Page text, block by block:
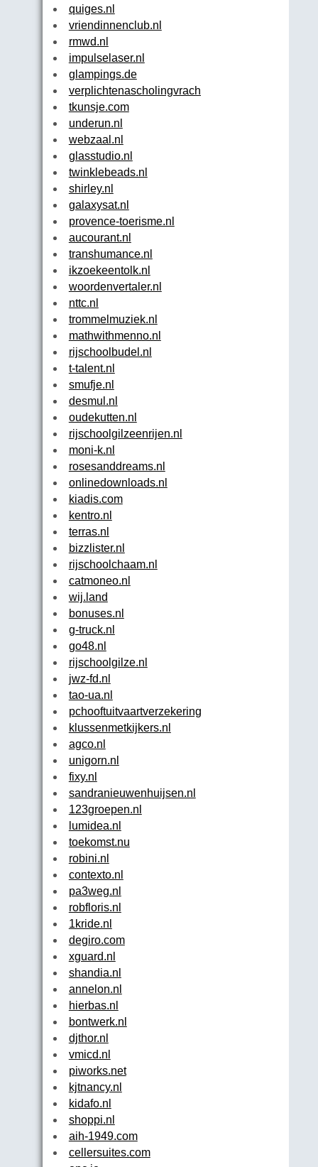
quiges.nl
vriendinnenclub.nl
rmwd.nl
impulselaser.nl
glampings.de
verplichtenascholingvrachtwagen.nl
tkunsje.com
underun.nl
webzaal.nl
glasstudio.nl
twinklebeads.nl
shirley.nl
galaxysat.nl
provence-toerisme.nl
aucourant.nl
transhumance.nl
ikzoekeentolk.nl
woordenvertaler.nl
nttc.nl
trommelmuziek.nl
mathwithmenno.nl
rijschoolbudel.nl
t-talent.nl
smufje.nl
desmul.nl
oudekutten.nl
rijschoolgilzeenrijen.nl
moni-k.nl
rosesanddreams.nl
onlinedownloads.nl
kiadis.com
kentro.nl
terras.nl
bizzlister.nl
rijschoolchaam.nl
catmoneo.nl
wij.land
bonuses.nl
g-truck.nl
go48.nl
rijschoolgilze.nl
jwz-fd.nl
tao-ua.nl
pchooftuitvaartverzekering.nl
klussenmetkijkers.nl
agco.nl
unigorn.nl
fixy.nl
sandranieuwenhuijsen.nl
123groepen.nl
lumidea.nl
toekomst.nu
robini.nl
contexto.nl
pa3weg.nl
robfloris.nl
1kride.nl
degiro.com
xguard.nl
shandia.nl
annelon.nl
hierbas.nl
bontwerk.nl
djthor.nl
vmicd.nl
piworks.net
kjtnancy.nl
kidafo.nl
shoppi.nl
aih-1949.com
cellersuites.com